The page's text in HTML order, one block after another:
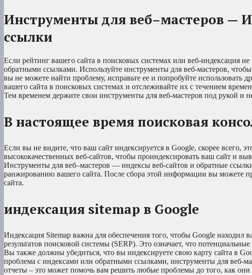
Инструменты для веб–мастеров —
ссылки
Если рейтинг вашего сайта в поисковых системах или веб-индексация
обратными ссылками. Используйте инструменты для веб-мастеров,
вы не можете найти проблему, исправьте ее и попробуйте использовать
вашего сайта в поисковых системах и отслеживайте их с течением
Тем временем держите свои инструменты для веб-мастеров под рукой и
В настоящее время поисковая
Если вы не видите, что ваш сайт индексируется в Google, скорее всего,
высококачественных веб-сайтов, чтобы проиндексировать ваш сайт и
Инструменты для веб–мастеров — индексы веб-сайтов и обратные
ранжированию вашего сайта. После сбора этой информации вы можете
сайта.
индексация sitemap в Google
Индексация Sitemap важна для обеспечения того, чтобы Google находил
результатов поисковой системы (SERP). Это означает, что
Вы также должны убедиться, что вы индексируете свою карту сайта в
проблема с индексами или обратными ссылками, инструменты для веб-
отчеты – это может помочь вам решить любые проблемы до того, как они